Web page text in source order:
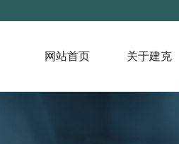
网站首页 关于建克